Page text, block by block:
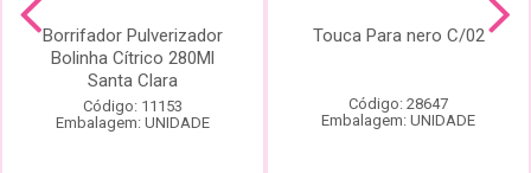
Borrifador Pulverizador
Bolinha Cítrico 280Ml
Santa Clara
Código: 11153
Embalagem: UNIDADE
Touca Para nero C/02
Código: 28647
Embalagem: UNIDADE